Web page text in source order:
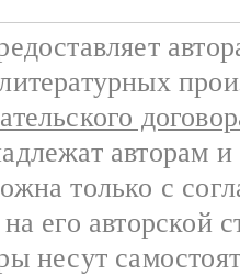
авторам
только с
его авторской
несут